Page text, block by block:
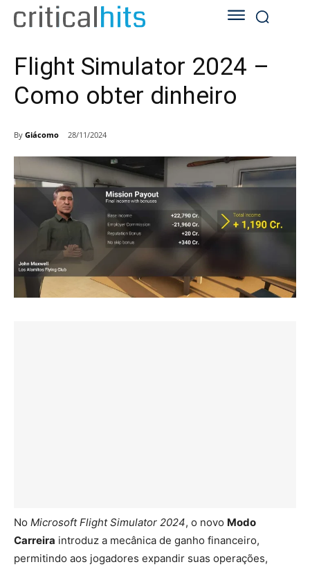
Flight Simulator 2024 –
Como obter dinheiro
By Giácomo 28/11/2024
No Microsoft Flight Simulator 2024, o novo Modo
Carreira introduz a mecânica de ganho financeiro,
permitindo aos jogadores expandir suas operações,